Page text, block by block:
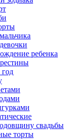
ребенка
свадьбы
торты